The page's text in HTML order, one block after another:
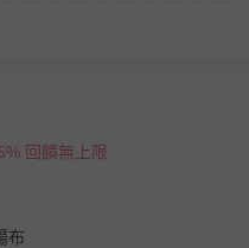
回饋無上限
布